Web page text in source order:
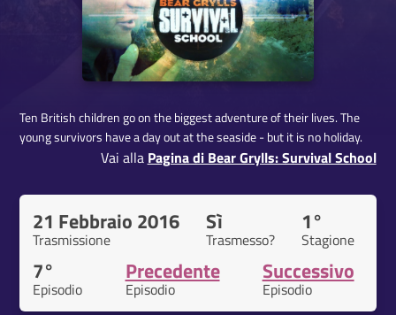
Ten British children go on the biggest adventure of their lives. The
young survivors have a day out at the seaside - but it is no holiday.
Vai alla Pagina di Bear Grylls: Survival School
21 Febbraio 2016
Trasmissione
Sì
Trasmesso?
1°
Stagione
7°
Episodio
Precedente
Episodio
Successivo
Episodio